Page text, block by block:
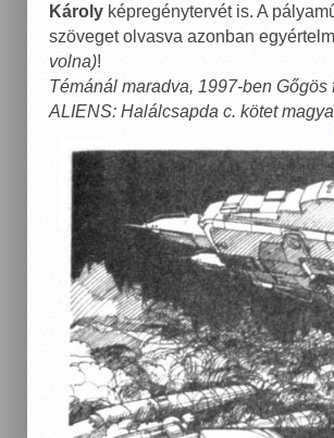
Károlyképregénytervét is. A
szöveget olvasva azonban
volna)!
Témánál maradva, 1997-ben
ALIENS: Halálcsapda c. kötet